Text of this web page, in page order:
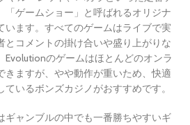
「ゲームショー」と呼ばれるオリジナ
います。すべてのゲームはライブで実
とコメントの掛け合いや盛り上がりな
Evolutionのゲームはほとんどのオンラ
きますが、やや動作が重いため、快適
いるボンズカジノがおすすめです。
ギャンブルの中でも一番勝ちやすいギ